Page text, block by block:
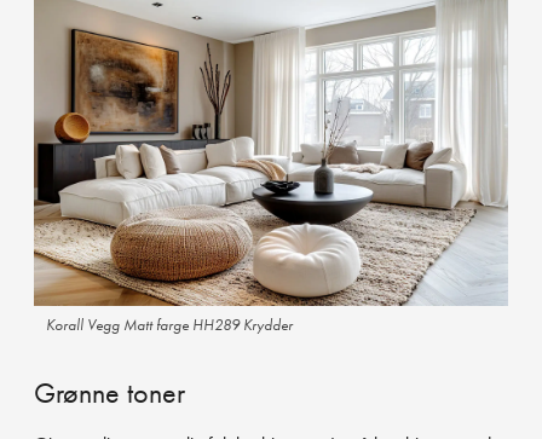
Korall Vegg Matt farge HH289 Krydder
Grønne toner